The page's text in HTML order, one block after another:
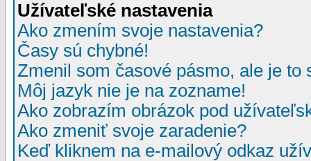
Užívateľské nastavenia
Ako zmením svoje nastavenia?
Časy sú chybné!
Zmenil som časové pásmo, ale je to
Môj jazyk nie je na zozname!
Ako zobrazím obrázok pod
Ako zmeniť svoje zaradenie?
Keď kliknem na e-mailový odkaz